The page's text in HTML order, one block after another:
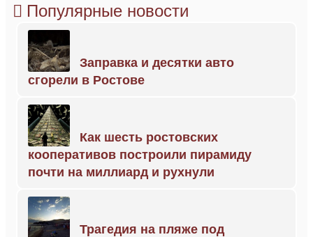
Популярные новости
Заправка и десятки авто
сгорели в Ростове
Как шесть ростовских
кооперативов построили пирамиду
почти на миллиард и рухнули
Трагедия на пляже под